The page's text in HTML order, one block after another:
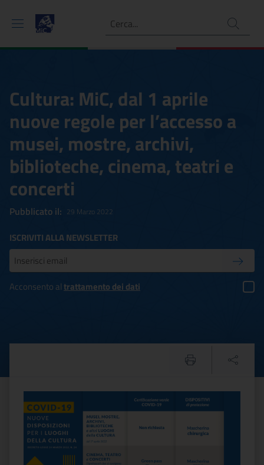
Ricerca
Cultura: MiC, dal 1 aprile
nuove regole per l’accesso a
musei, mostre, archivi,
biblioteche, cinema, teatri e
concerti
Pubblicato il: 29 Marzo 2022
ISCRIVITI ALLA NEWSLETTER
Inserisci la tua mail
Acconsento altrattamento dei dati
Cultura: MiC, dal 1
Testo del comunicato